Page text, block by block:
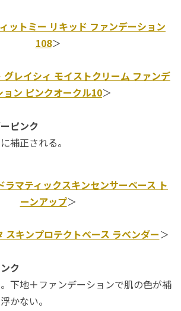
ットミー リキッド ファンデーション
108＞
グレイシィ モイストクリーム ファンデ
ョン ピンクオークル10＞
ピンク
補正される。
ラマティックスキンセンサーベース ト
ーンアップ＞
スキンプロテクトベース ラベンダー＞
ク
下地＋ファンデーションで肌の色が補
かない。